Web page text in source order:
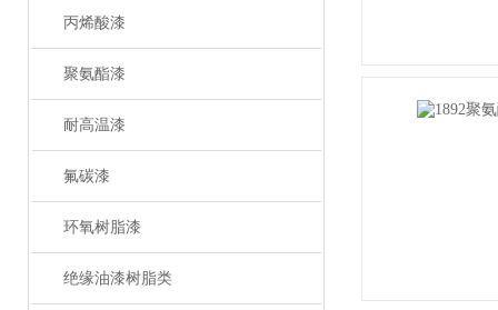
丙烯酸漆
聚氨酯漆
耐高温漆
氟碳漆
环氧树脂漆
绝缘油漆树脂类